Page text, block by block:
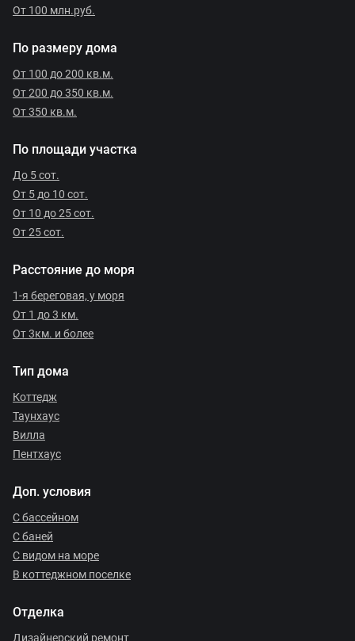
От 100 млн.руб.
По размеру дома
От 100 до 200 кв.м.
От 200 до 350 кв.м.
От 350 кв.м.
По площади участка
До 5 сот.
От 5 до 10 сот.
От 10 до 25 сот.
От 25 сот.
Расстояние до моря
1-я береговая, у моря
От 1 до 3 км.
От 3км. и более
Тип дома
Коттедж
Таунхаус
Вилла
Пентхаус
Доп. условия
С бассейном
С баней
С видом на море
В коттеджном поселке
Отделка
Дизайнерский ремонт